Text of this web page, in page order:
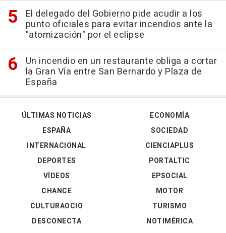
El delegado del Gobierno pide acudir a los
punto oficiales para evitar incendios ante la
"atomización" por el eclipse
Un incendio en un restaurante obliga a cortar
la Gran Vía entre San Bernardo y Plaza de
España
ÚLTIMAS NOTICIAS
ESPAÑA
INTERNACIONAL
DEPORTES
VÍDEOS
ECONOMÍA
SOCIEDAD
CIENCIAPLUS
PORTALTIC
EPSOCIAL
CHANCE
CULTURAOCIO
DESCONECTA
MOTOR
TURISMO
NOTIMÉRICA